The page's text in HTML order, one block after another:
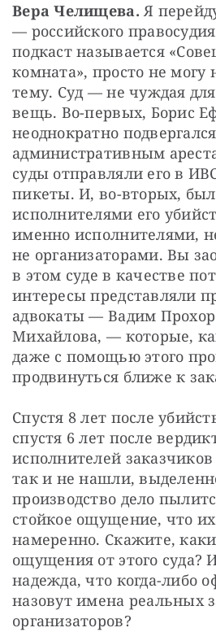
Вера Челищева. Я
— российского
подкаст называется
комната», просто не могу
тему. Суд — не чуждая
вещь. Во-первых, Борис
неоднократно подвергался
административным
суды отправляли его в
пикеты. И, во-вторых, был
исполнителями его
именно исполнителями,
не организаторами. Вы
в этом суде в качестве
интересы представляли
адвокаты — Вадим
Михайлова, — которые,
даже с помощью этого
продвинуться ближе к
Спустя 8 лет после
спустя 6 лет после
исполнителей
так и не нашли,
производство дело
стойкое ощущение, что
намеренно. Скажите,
ощущения от этого суда?
надежда, что когда-либо
назовут имена реальных
организаторов?